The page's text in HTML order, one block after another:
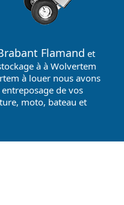
Flamand et
à à Wolvertem
à louer nous avons
de vos
moto, bateau et